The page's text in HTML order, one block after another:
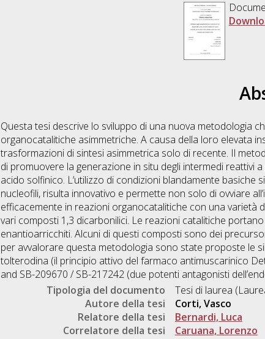
Questa tesi descrive lo sviluppo di una nuova metodologia
organocatalitiche asimmetriche. A causa della loro elevata
trasformazioni di sintesi asimmetrica solo di recente. Il
di promuovere la generazione in situ degli intermedi reattivi
acido solfinico. L’utilizzo di condizioni blandamente basiche
nucleofili, risulta innovativo e permette non solo di ovviare
efficacemente in reazioni organocatalitiche con una varietà
vari composti 1,3 dicarbonilici. Le reazioni catalitiche
enantioarricchiti. Alcuni di questi composti sono dei
per avvalorare questa metodologia sono state proposte le
tolterodina (il principio attivo del farmaco antimuscarinico
and SB-209670 / SB-217242 (due potenti antagonisti
Tipologia del documento
Tesi di laurea
Autore della tesi
Corti, Vasco
Relatore della tesi
Bernardi, Luca
Correlatore della tesi
Caruana, Lorenzo